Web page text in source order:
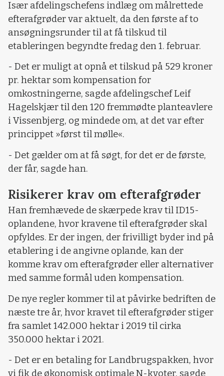
Især afdelingschefens indlæg om målrettede
efterafgrøder var aktuelt, da den første af to
ansøgningsrunder til at få tilskud til
etableringen begyndte fredag den 1. februar.
- Det er muligt at opnå et tilskud på 529 kroner
pr. hektar som kompensation for
omkostningerne, sagde afdelingschef Leif
Hagelskjær til den 120 fremmødte planteavlere
i Vissenbjerg, og mindede om, at det var efter
princippet »først til mølle«.
- Det gælder om at få søgt, for det er de første,
der får, sagde han.
Risikerer krav om efterafgrøder
Han fremhævede de skærpede krav til ID15-
oplandene, hvor kravene til efterafgrøder skal
opfyldes. Er der ingen, der frivilligt byder ind på
etablering i de angivne oplande, kan der
komme krav om efterafgrøder eller alternativer
med samme formål uden kompensation.
De nye regler kommer til at påvirke bedriften de
næste tre år, hvor kravet til efterafgrøder stiger
fra samlet 142.000 hektar i 2019 til cirka
350.000 hektar i 2021.
- Det er en betaling for Landbrugspakken, hvor
vi fik de økonomisk optimale N-kvoter, sagde